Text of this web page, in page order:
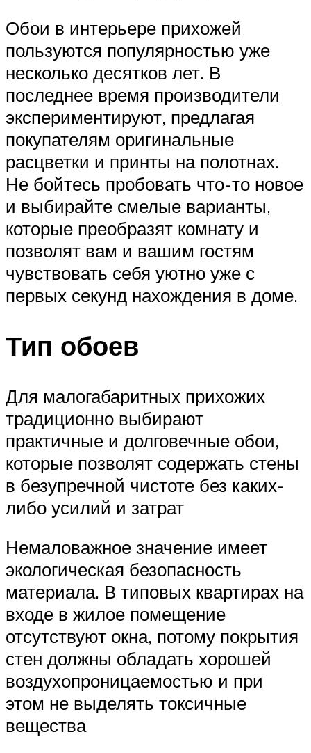
Обои в интерьере прихожей
пользуются популярностью уже
несколько десятков лет. В
последнее время производители
экспериментируют, предлагая
покупателям оригинальные
расцветки и принты на полотнах.
Не бойтесь пробовать что-то новое
и выбирайте смелые варианты,
которые преобразят комнату и
позволят вам и вашим гостям
чувствовать себя уютно уже с
первых секунд нахождения в доме.
Тип обоев
Для малогабаритных прихожих
традиционно выбирают
практичные и долговечные обои,
которые позволят содержать стены
в безупречной чистоте без каких-
либо усилий и затрат
Немаловажное значение имеет
экологическая безопасность
материала. В типовых квартирах на
входе в жилое помещение
отсутствуют окна, потому покрытия
стен должны обладать хорошей
воздухопроницаемостью и при
этом не выделять токсичные
вещества